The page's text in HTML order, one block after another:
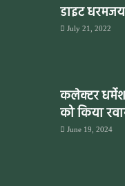
डाइट
July 21, 2022
कलेक्टर
को किया
June 19, 2024